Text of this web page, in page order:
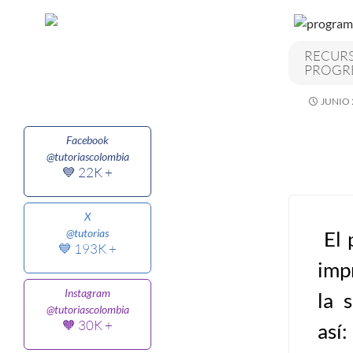
Ξ Operadores de relación Ξ
Variables Ξ Estructura de un
algoritmo Ξ Expresiones aritméticas
Ξ Enunciado lectura/escritura Ξ
Enunciado de decisión (sentencias
condicionales) Ξ Estructuras
repetitivas (ciclo para, ciclo mientras,
ciclo haga-mientras) Ξ Ejercicios.
JUNIO
El
la
Facebook
@tutoriascolombia
💙 22K +
X
@tutorias
💙 193K +
Instagram
@tutoriascolombia
🧡 30K +